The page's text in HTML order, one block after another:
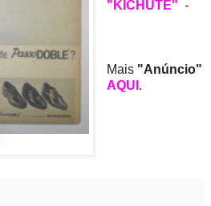
"KICHUTE" -
Mais "Anúncio"
AQUI .